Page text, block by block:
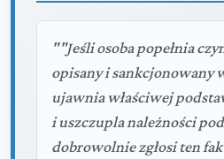
""Jeśli osoba popełnia
opisany i sankcjonowany
ujawnia właściwej
i uszczupla należności
dobrowolnie zgłosi ten